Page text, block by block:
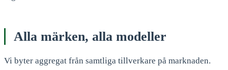
Alla märken, alla modeller
Vi byter aggregat från samtliga tillverkare på marknaden.